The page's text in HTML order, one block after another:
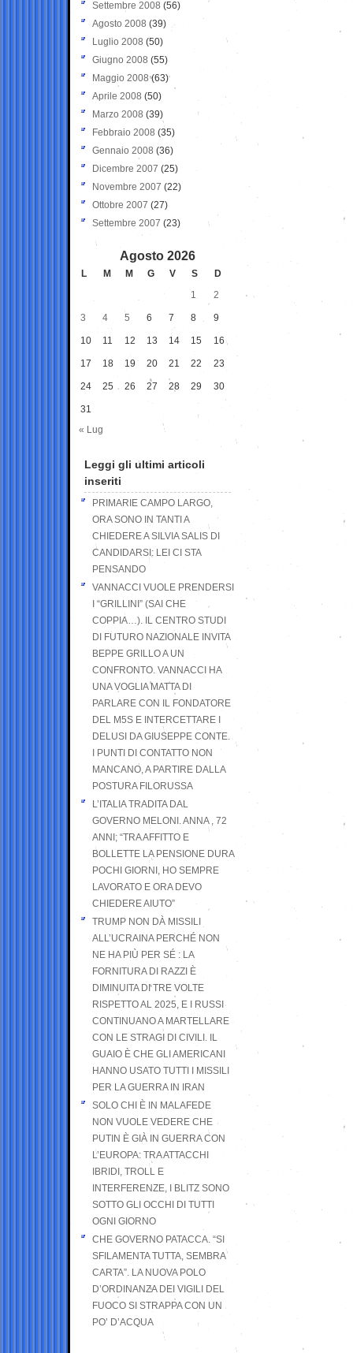
Settembre 2008 (56)
Agosto 2008 (39)
Luglio 2008 (50)
Giugno 2008 (55)
Maggio 2008(63)
Aprile 2008 (50)
Marzo 2008 (39)
Febbraio 2008 (35)
Gennaio 2008 (36)
Dicembre 2007 (25)
Novembre 2007 (22)
Ottobre 2007 (27)
Settembre 2007 (23)
Agosto 2026
L M M G V S
D
1
2
3 4 5 6 7 8 9
10 11 12 13 14 15 16
17 18 19 20 21 22 23
24 25 26 27 28 29 30
31
« Lug
Leggi gli ultimi articoli
inseriti
PRIMARIE CAMPO LARGO,
ORA SONO IN TANTI A
CHIEDERE A SILVIA SALIS DI
CANDIDARSI: LEI CI STA
PENSANDO
VANNACCI VUOLE PRENDERSI
I “GRILLINI” (SAI CHE
COPPIA…). IL CENTRO STUDI
DI FUTURO NAZIONALE INVITA
BEPPE GRILLO A UN
CONFRONTO. VANNACCI HA
UNA VOGLIA MATTA DI
PARLARE CON IL FONDATORE
DEL M5S E INTERCETTARE I
DELUSI DA GIUSEPPE CONTE.
I PUNTI DI CONTATTO NON
MANCANO, A PARTIRE DALLA
POSTURA FILORUSSA
L’ITALIA TRADITA DAL
GOVERNO MELONI. ANNA , 72
ANNI; “TRA AFFITTO E
BOLLETTE LA PENSIONE DURA
POCHI GIORNI, HO SEMPRE
LAVORATO E ORA DEVO
CHIEDERE AIUTO”
TRUMP NON DÀ MISSILI
ALL’UCRAINA PERCHÉ NON
NE HA PIÙ PER SÉ : LA
FORNITURA DI RAZZI È
DIMINUITA DI TRE VOLTE
RISPETTO AL 2025, E I RUSSI
CONTINUANO A MARTELLARE
CON LE STRAGI DI CIVILI. IL
GUAIO È CHE GLI AMERICANI
HANNO USATO TUTTI I MISSILI
PER LA GUERRA IN IRAN
SOLO CHI È IN MALAFEDE
NON VUOLE VEDERE CHE
PUTIN È GIÀ IN GUERRA CON
L’EUROPA: TRA ATTACCHI
IBRIDI, TROLL E
INTERFERENZE, I BLITZ SONO
SOTTO GLI OCCHI DI TUTTI
OGNI GIORNO
CHE GOVERNO PATACCA. “SI
SFILAMENTA TUTTA, SEMBRA
CARTA”. LA NUOVA POLO
D’ORDINANZA DEI VIGILI DEL
FUOCO SI STRAPPA CON UN
PO’ D’ACQUA